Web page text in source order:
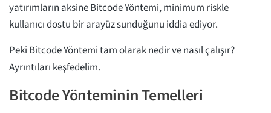
yatırımların aksine Bitcode Yöntemi, minimum riskle
kullanıcı dostu bir arayüz sunduğunu iddia ediyor.
Peki Bitcode Yöntemi tam olarak nedir ve nasıl çalışır?
Ayrıntıları keşfedelim.
Bitcode Yönteminin Temelleri